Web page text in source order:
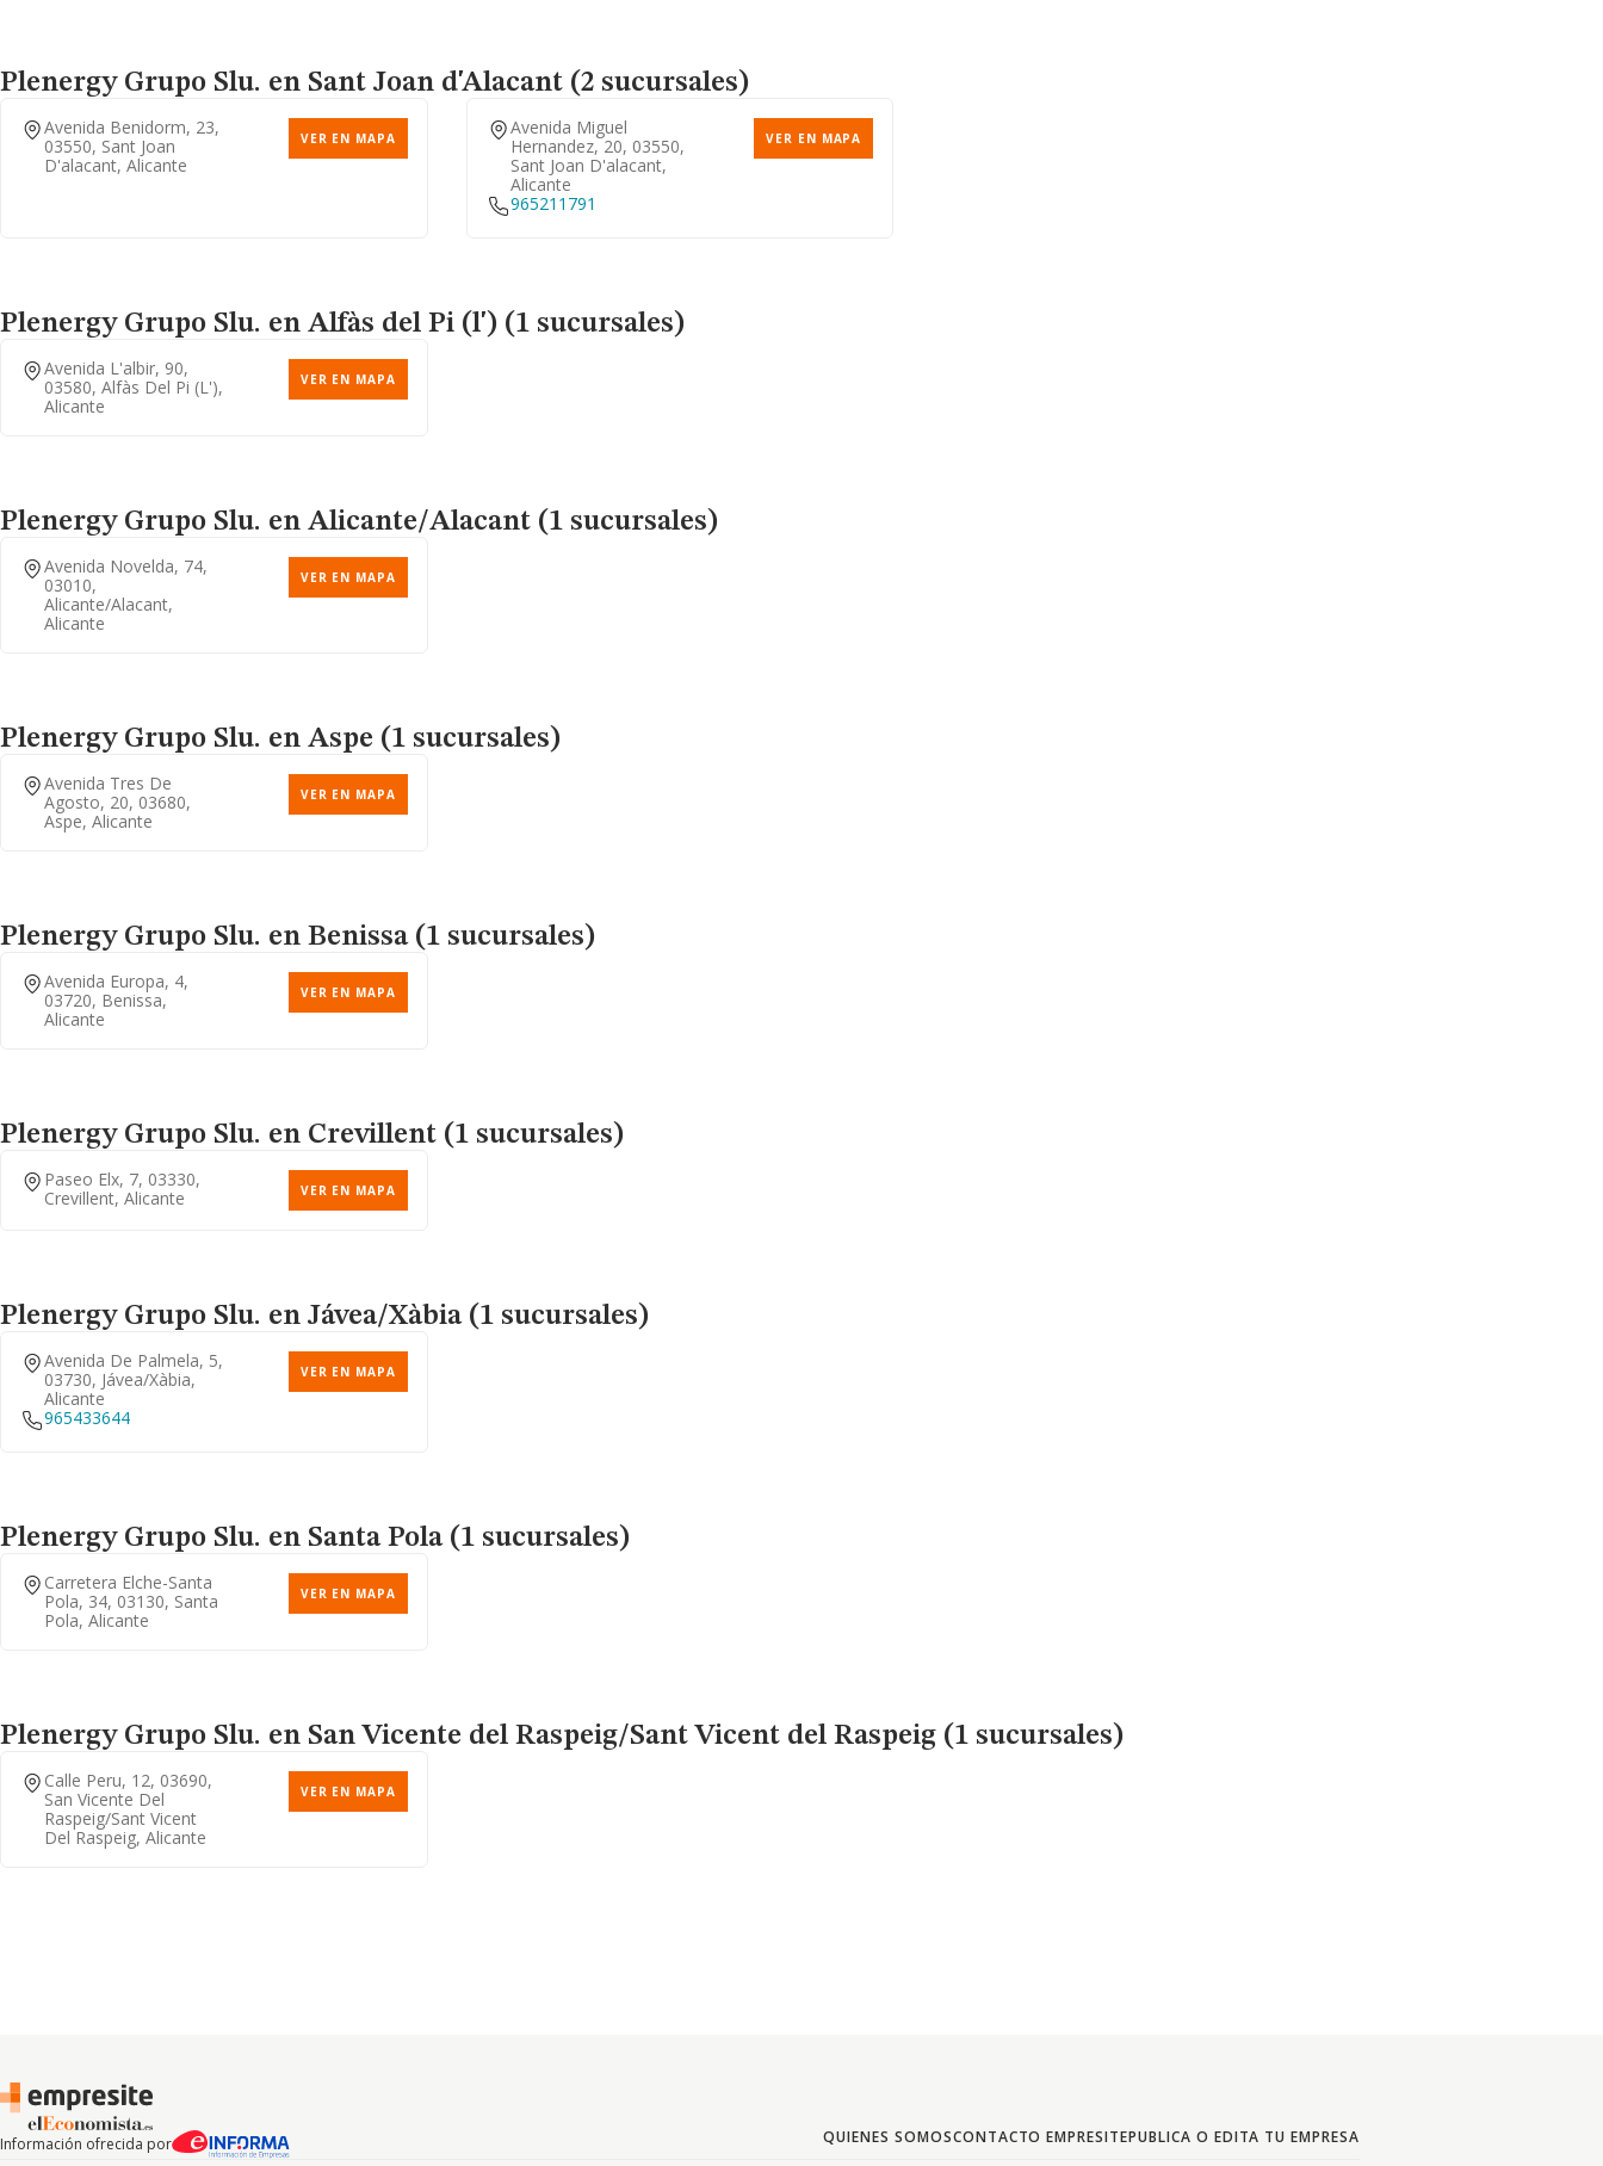
Plenergy Grupo Slu. en Sant Joan d'Alacant (2 sucursales)
Avenida Benidorm, 23,
03550, Sant Joan
D'alacant, Alicante
VER EN MAPA
Avenida Miguel
Hernandez, 20, 03550,
Sant Joan D'alacant,
Alicante
VER EN MAPA
965211791
Plenergy Grupo Slu. en Alfàs del Pi (l') (1 sucursales)
Avenida L'albir, 90,
03580, Alfàs Del Pi (l'),
Alicante
VER EN MAPA
Plenergy Grupo Slu. en Alicante/Alacant (1 sucursales)
Avenida Novelda, 74,
03010,
Alicante/alacant,
Alicante
VER EN MAPA
Plenergy Grupo Slu. en Aspe (1 sucursales)
Avenida Tres De
Agosto, 20, 03680,
Aspe, Alicante
VER EN MAPA
Plenergy Grupo Slu. en Benissa (1 sucursales)
Avenida Europa, 4,
03720, Benissa,
Alicante
VER EN MAPA
Plenergy Grupo Slu. en Crevillent (1 sucursales)
Paseo Elx, 7, 03330,
Crevillent, Alicante
VER EN MAPA
Plenergy Grupo Slu. en Jávea/Xàbia (1 sucursales)
Avenida De Palmela, 5,
03730, Jávea/xàbia,
Alicante
VER EN MAPA
965433644
Plenergy Grupo Slu. en Santa Pola (1 sucursales)
Carretera Elche-Santa
Pola, 34, 03130, Santa
Pola, Alicante
VER EN MAPA
Plenergy Grupo Slu. en San Vicente del Raspeig/Sant Vicent del Raspeig (1 sucursales)
Calle Peru, 12, 03690,
San Vicente Del
Raspeig/sant Vicent
Del Raspeig, Alicante
VER EN MAPA
Información ofrecida por QUIENES SOMOSCONTACTO EMPRESITEPUBLICA O EDITA TU EMPRESA